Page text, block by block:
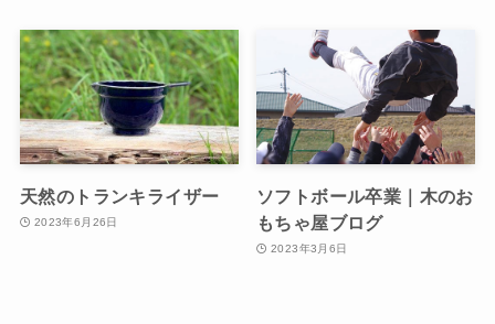
天然のトランキライザー
2023年6月26日
ソフトボール卒業｜木のお
もちゃ屋ブログ
2023年3月6日